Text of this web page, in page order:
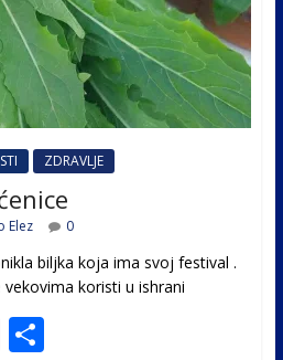
ZDRAVLJE
Elez 0
biljka koja ima svoj festival .
koristi u ishrani
Vi S